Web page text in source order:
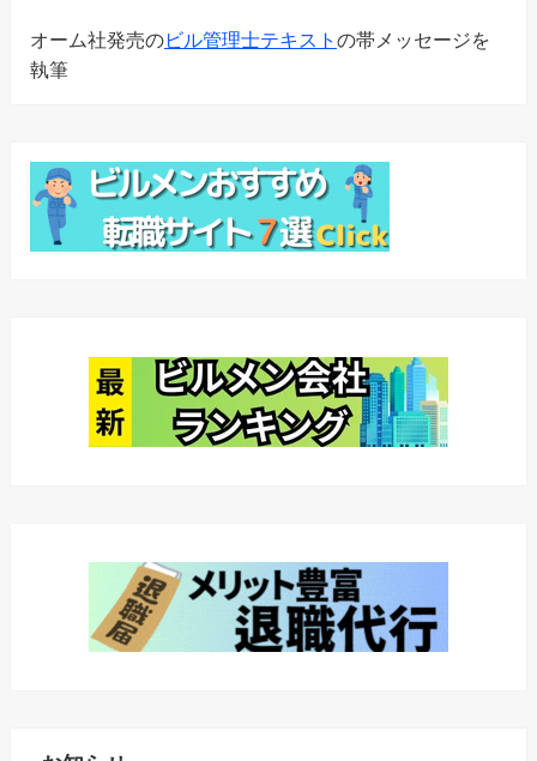
オーム社発売のビル管理士テキスト の帯メッセージを
執筆